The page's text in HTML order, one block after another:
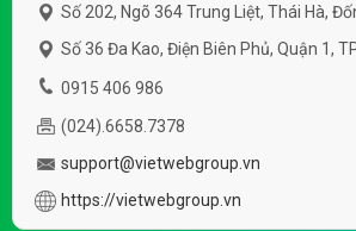
Số 202, Ngõ 364 Trung Liệt, Thái Hà,
Số 36 Đa Kao, Điện Biên Phủ, Quận 1,
0915 406 986
(024).6658.7378
support@vietwebgroup.vn
https://vietwebgroup.vn